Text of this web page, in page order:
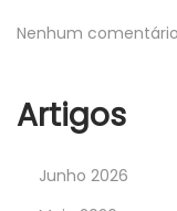
Nenhum
Artigos
Junho 2026